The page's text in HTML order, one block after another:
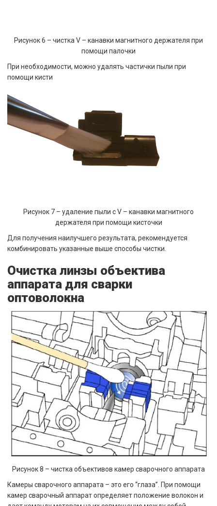
Рисунок 6 – чистка V – канавки магнитного держателя при
помощи палочки
При необходимости, можно удалять частички пыли при
помощи кисти
Рисунок 7 – удаление пыли с V – канавки магнитного
держателя при помощи кисточки
Для получения наилучшего результата, рекомендуется
комбинировать указанные выше способы чистки.
Очистка линзы объектива
аппарата для сварки
оптоволокна
Рисунок 8 – чистка объективов камер сварочного аппарата
Камеры сварочного аппарата – это его “глаза”. При помощи
камер сварочный аппарат определяет положение волокон и